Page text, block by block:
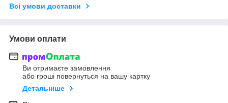
Всі умови доставки
Умови оплати
Ви отримаєте замовлення
або гроші повернуться на вашу картку
Детальніше